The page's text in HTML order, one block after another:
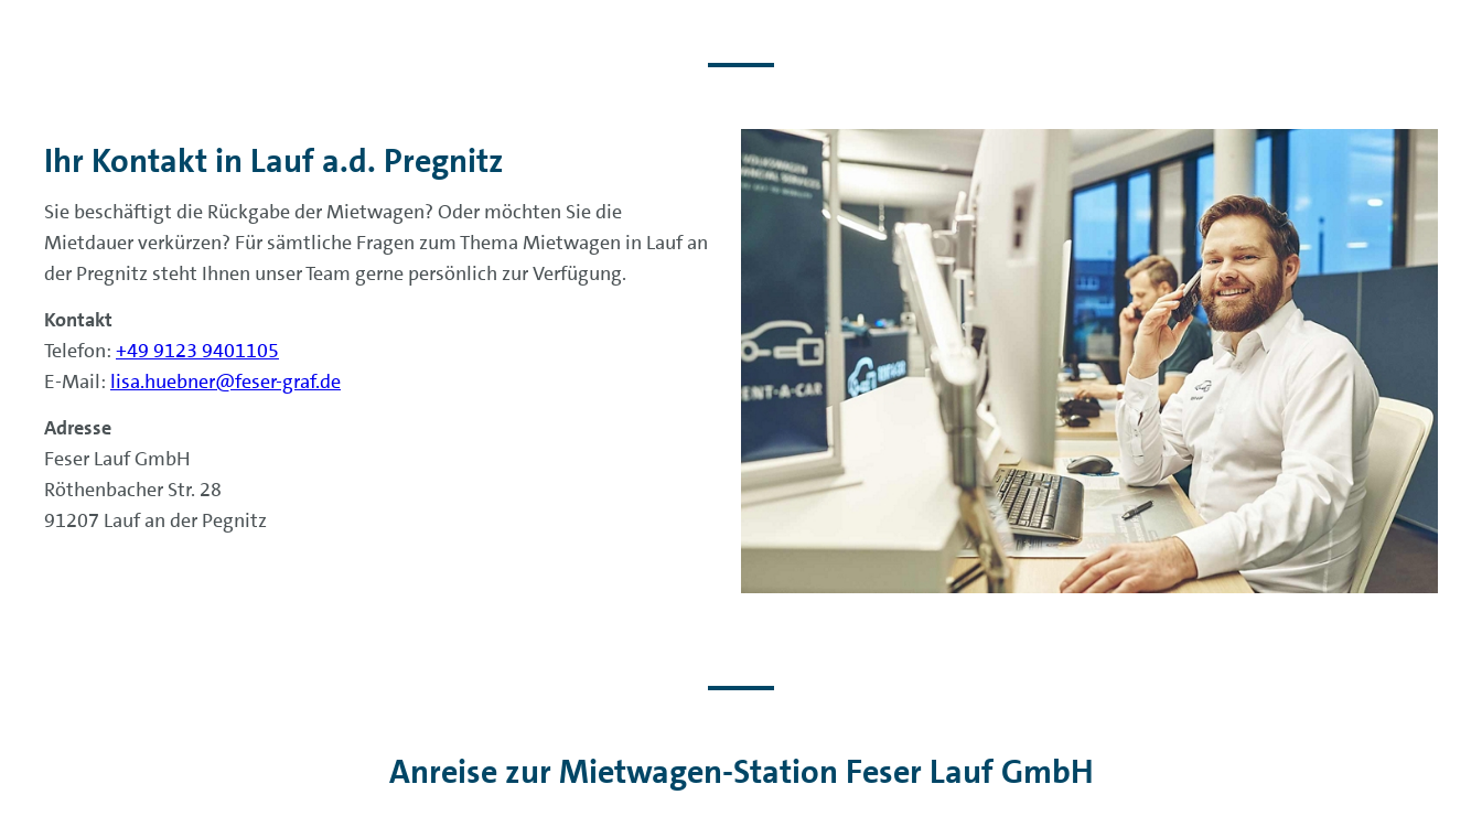
Ihr Kontakt in Lauf a.d. Pregnitz
Sie beschäftigt die Rückgabe der Mietwagen? Oder möchten Sie die
Mietdauer verkürzen? Für sämtliche Fragen zum Thema Mietwagen in Lauf an
der Pregnitz steht Ihnen unser Team gerne persönlich zur Verfügung.
Kontakt
Telefon: +49 9123 9401105
E-Mail: lisa.huebner@feser-graf.de
Adresse
Feser Lauf GmbH
Röthenbacher Str. 28
91207 Lauf an der Pegnitz
Anreise zur Mietwagen-Station Feser Lauf GmbH